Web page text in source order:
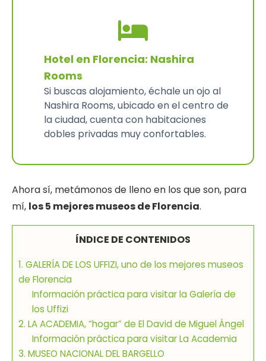
Hotel en Florencia: Nashira
Rooms
Si buscas alojamiento, échale un ojo al
Nashira Rooms, ubicado en el centro de
la ciudad, cuenta con habitaciones
dobles privadas muy confortables.
Ahora sí, metámonos de lleno en los que son, para
mí, los 5 mejores museos de Florencia.
ÍNDICE DE CONTENIDOS
1. GALERÍA DE LOS UFFIZI, uno de los mejores museos
de Florencia
Información práctica para visitar la Galería de
los Uffizi
2. LA ACADEMIA, “hogar” de El David de Miguel Ángel
Información práctica para visitar La Academia
3. MUSEO NACIONAL DEL BARGELLO